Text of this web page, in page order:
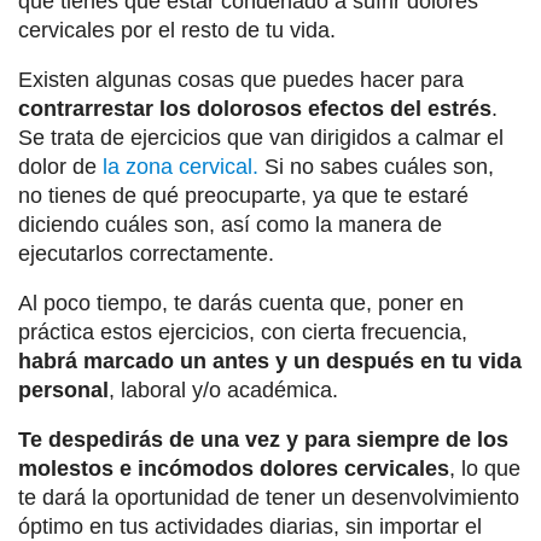
cervicales por el resto de tu vida.
Existen algunas cosas que puedes hacer para
contrarrestar los dolorosos efectos del estrés.
Se trata de ejercicios que van dirigidos a calmar el
dolor de la zona cervical. Si no sabes cuáles son,
no tienes de qué preocuparte, ya que te estaré
diciendo cuáles son, así como la manera de
ejecutarlos correctamente.
Al poco tiempo, te darás cuenta que, poner en
práctica estos ejercicios, con cierta frecuencia,
habrá marcado un antes y un después en tu vida
personal, laboral y/o académica.
Te despedirás de una vez y para siempre de los
molestos e incómodos dolores cervicales, lo que
te dará la oportunidad de tener un desenvolvimiento
óptimo en tus actividades diarias, sin importar el